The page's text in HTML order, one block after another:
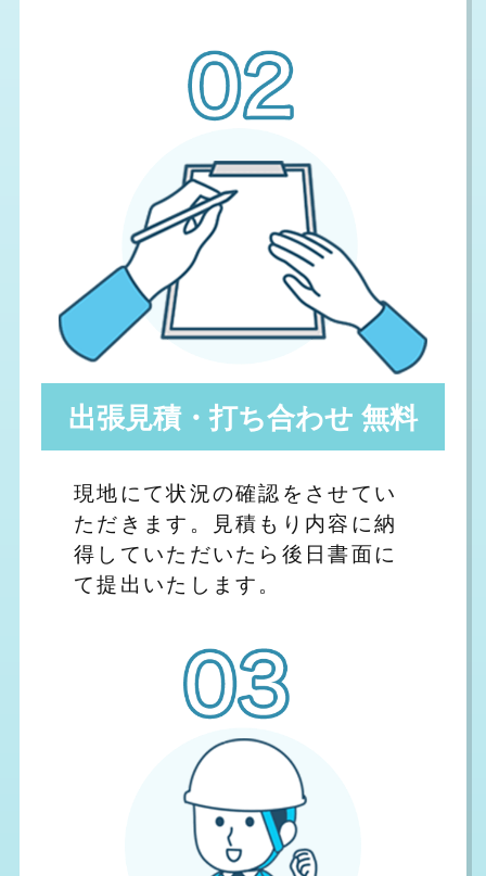
出張見積・打ち合わせ 無料
現地にて状況の確認をさせてい
ただきます。見積もり内容に納
得していただいたら後日書面に
て提出いたします。